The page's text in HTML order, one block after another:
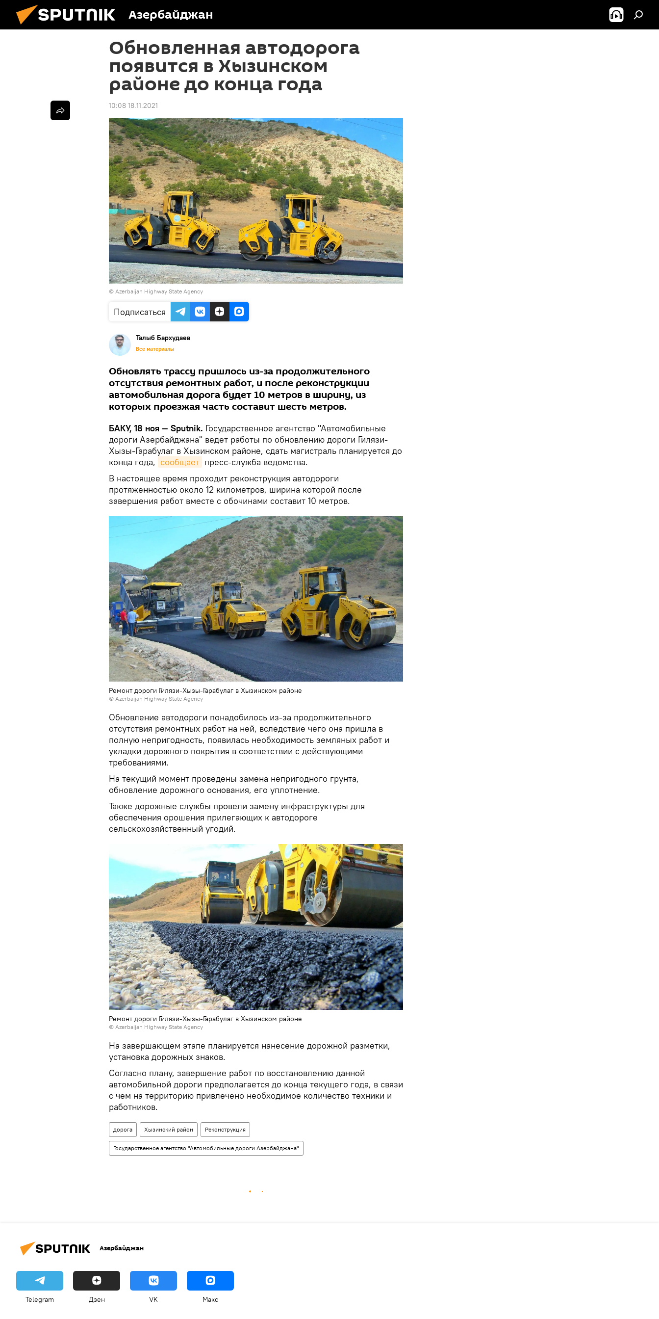
Азербайджан
Обновленная автодорога
появится в Хызинском
районе до конца года
10:08 18.11.2021
© Azerbaijan Highway State Agency
Подписаться
Талыб Бархудаев
Все материалы
Обновлять трассу пришлось из-за продолжительного
отсутствия ремонтных работ, и после реконструкции
автомобильная дорога будет 10 метров в ширину, из
которых проезжая часть составит шесть метров.
БАКУ, 18 ноя — Sputnik. Государственное агентство "Автомобильные
дороги Азербайджана" ведет работы по обновлению дороги Гилязи-
Хызы-Гарабулаг в Хызинском районе, сдать магистраль планируется до
конца года, сообщает пресс-служба ведомства.
В настоящее время проходит реконструкция автодороги
протяженностью около 12 километров, ширина которой после
завершения работ вместе с обочинами составит 10 метров.
Ремонт дороги Гилязи-Хызы-Гарабулаг в Хызинском районе
© Azerbaijan Highway State Agency
Обновление автодороги понадобилось из-за продолжительного
отсутствия ремонтных работ на ней, вследствие чего она пришла в
полную непригодность, появилась необходимость земляных работ и
укладки дорожного покрытия в соответствии с действующими
требованиями.
На текущий момент проведены замена непригодного грунта,
обновление дорожного основания, его уплотнение.
Также дорожные службы провели замену инфраструктуры для
обеспечения орошения прилегающих к автодороге
сельскохозяйственный угодий.
Ремонт дороги Гилязи-Хызы-Гарабулаг в Хызинском районе
© Azerbaijan Highway State Agency
На завершающем этапе планируется нанесение дорожной разметки,
установка дорожных знаков.
Согласно плану, завершение работ по восстановлению данной
автомобильной дороги предполагается до конца текущего года, в связи
с чем на территорию привлечено необходимое количество техники и
работников.
дорога Хызинский район Реконструкция
Государственное агентство "Автомобильные дороги Азербайджана"
Азербайджан
Telegram Дзен VK Макс